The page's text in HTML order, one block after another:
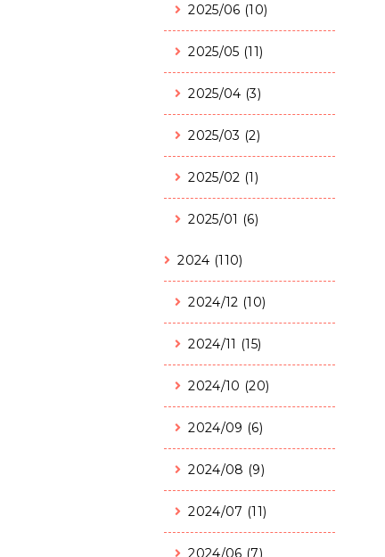
2025/06 (10)
2025/05 (11)
2025/04 (3)
2025/03 (2)
2025/02 (1)
2025/01 (6)
2024 (110)
2024/12 (10)
2024/11 (15)
2024/10 (20)
2024/09 (6)
2024/08 (9)
2024/07 (11)
2024/06 (7)